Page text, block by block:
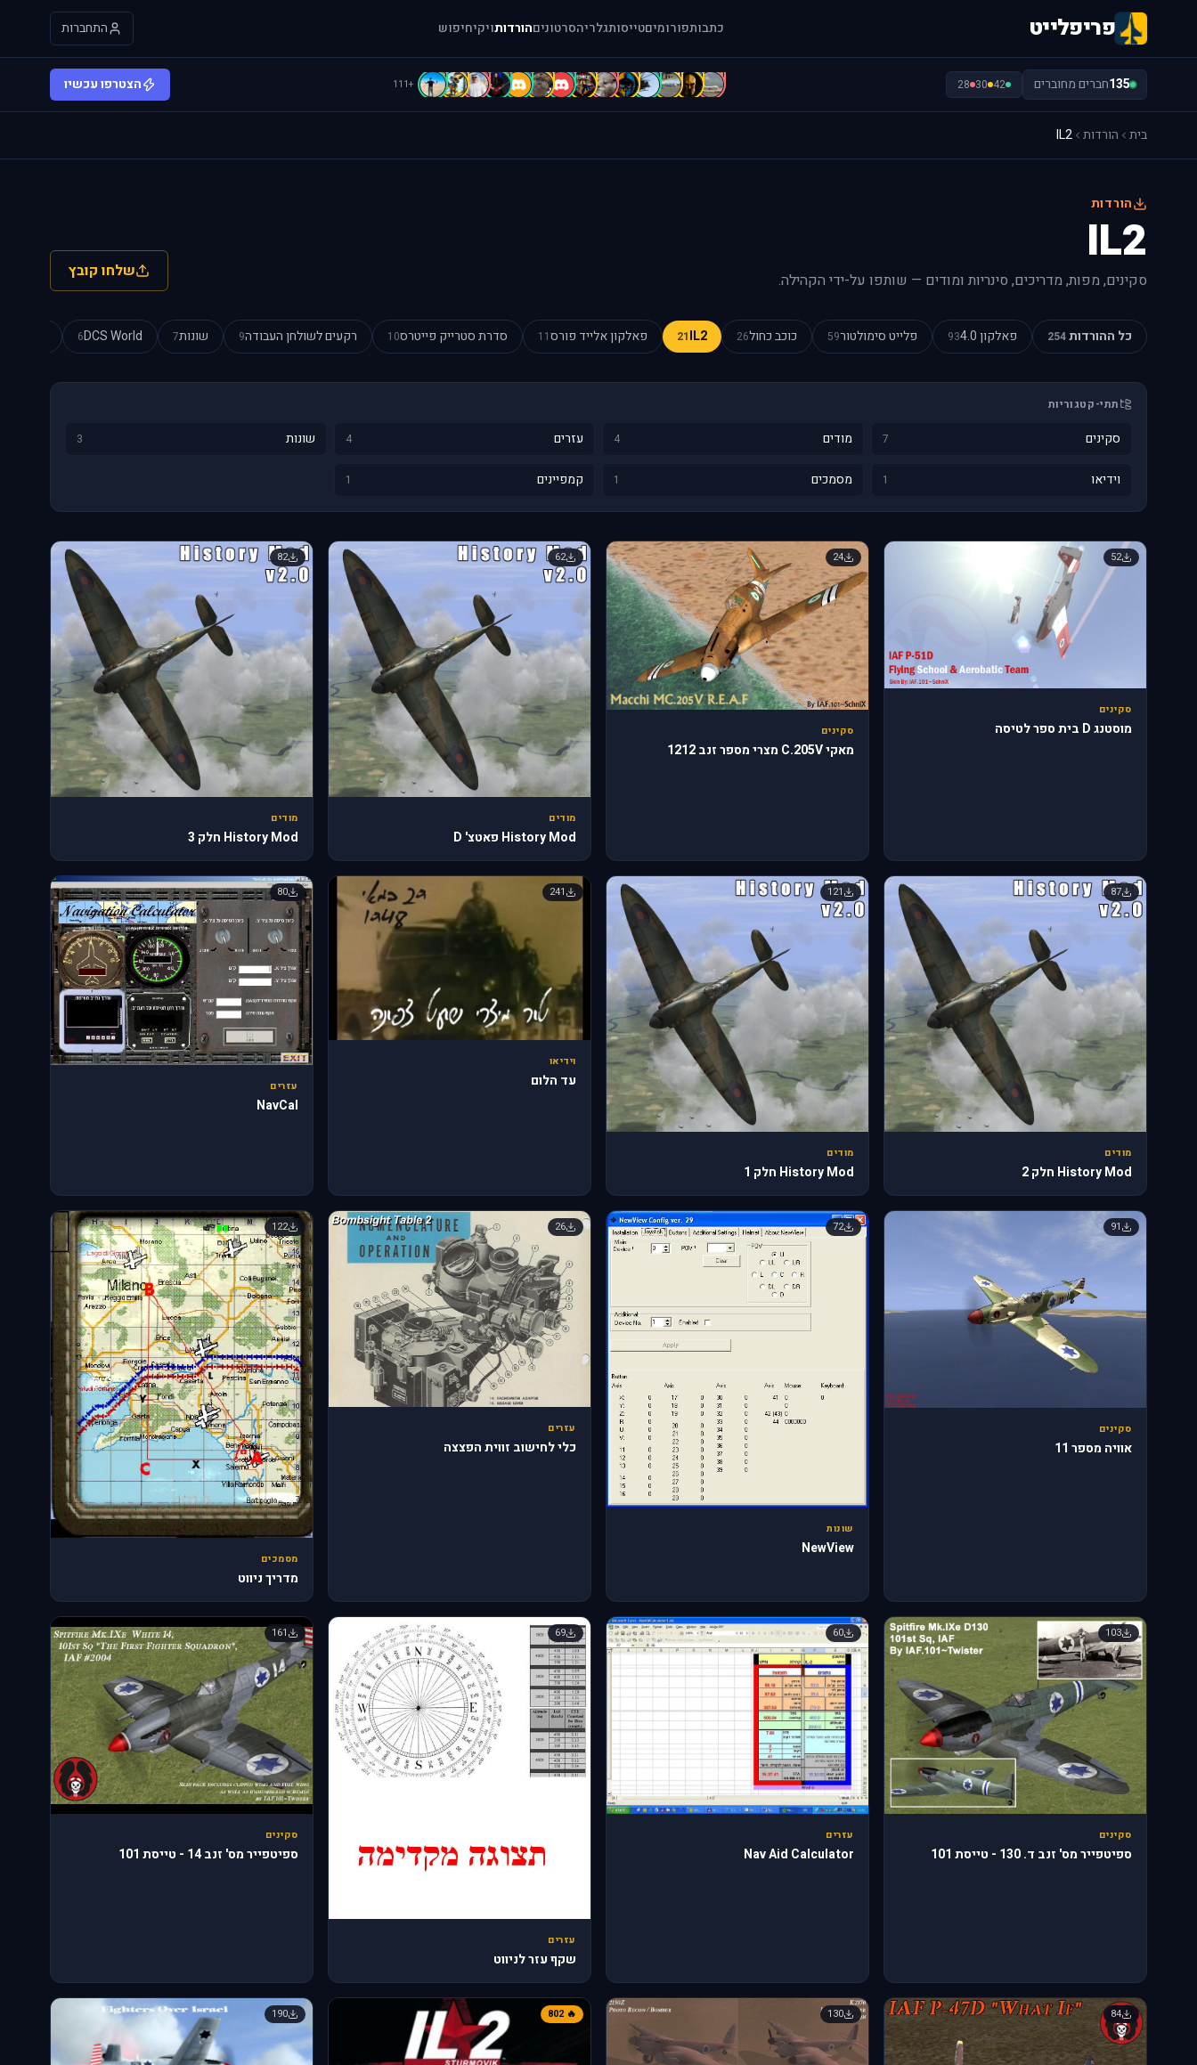
פריפלייט כתבותפורומיםטייסותגלריהסרטוניםהורדותויקיחיפוש התחברות
135חברים מחוברים 42
30
28
.
=
[
A
A
A
b
b
B
B
b
c
C
d
+111 הצטרפו עכשיו
בית הורדות IL2
הורדות
IL2
סקינים, מפות, מדריכים, סינריות ומודים — שותפו על-ידי הקהילה. שלחו קובץ
כל ההורדות254 פאלקון 4.0 93 פלייט סימולטור59 כוכב כחול26
IL2
21 פאלקון אלייד פורס11 סדרת סטרייק פייטרס10 רקעים לשולחן העבודה9 שונות7
DCS World
6
תתי-קטגוריות
סקינים 7 מודים 4 עזרים 4 שונות 3
וידיאו 1 מסמכים 1 קמפיינים 1
52
סקינים
מוסטנג D בית ספר לטיסה
24
סקינים
מאקי C.205V מצרי מספר זנב 1212
62
מודים
History Mod פאטצ' D
82
מודים
History Mod חלק 3
87
מודים
History Mod חלק 2
121
מודים
History Mod חלק 1
241
וידיאו
עד הלום
80
עזרים
NavCal
91
סקינים
אוויה מספר 11
72
שונות
NewView
26
עזרים
כלי לחישוב זווית הפצצה
122
מסמכים
מדריך ניווט
103
סקינים
ספיטפייר מס' זנב ד. 130 - טייסת 101
60
עזרים
Nav Aid Calculator
69
עזרים
שקף עזר לניווט
161
סקינים
ספיטפייר מס' זנב 14 - טייסת 101
84
130
🔥 802
190